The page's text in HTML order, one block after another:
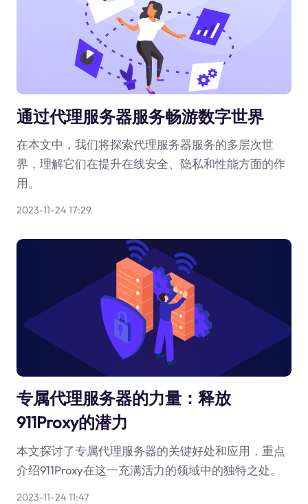
通过代理服务器服务畅游数字世界
在本文中，我们将探索代理服务器服务的多层次世
界，理解它们在提升在线安全、隐私和性能方面的作
用。
2023-11-24 17:29
专属代理服务器的力量：释放
911Proxy的潜力
本文探讨了专属代理服务器的关键好处和应用，重点
介绍911Proxy在这一充满活力的领域中的独特之处。
2023-11-24 11:47